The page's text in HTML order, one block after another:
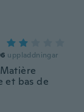
uppladdningar
et bas de